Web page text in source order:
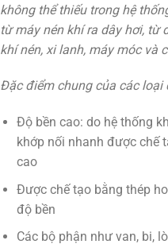
không thể thiếu trong hệ
từ máy nén khí ra dây hơi, từ
khí nén, xi lanh, máy móc và
Đặc điểm chung của các loại
Độ bền cao: do hệ thống
khớp nối nhanh được chế
cao
Được chế tạo bằng thép
độ bền
Các bộ phận như van, bi,